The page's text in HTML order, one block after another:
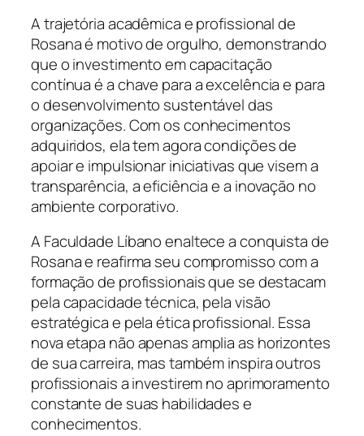
A trajetória acadêmica e profissional de
Rosana é motivo de orgulho, demonstrando
que o investimento em capacitação
contínua é a chave para a excelência e para
o desenvolvimento sustentável das
organizações. Com os conhecimentos
adquiridos, ela tem agora condições de
apoiar e impulsionar iniciativas que visem a
transparência, a eficiência e a inovação no
ambiente corporativo.
A Faculdade Líbano enaltece a conquista de
Rosana e reafirma seu compromisso com a
formação de profissionais que se destacam
pela capacidade técnica, pela visão
estratégica e pela ética profissional. Essa
nova etapa não apenas amplia as horizontes
de sua carreira, mas também inspira outros
profissionais a investirem no aprimoramento
constante de suas habilidades e
conhecimentos.